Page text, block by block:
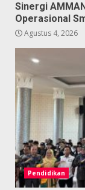
Sinergi
Operasional
Agustus 4, 2026
Pendidikan